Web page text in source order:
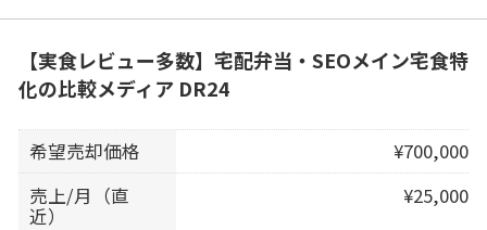
【実食レビュー多数】宅配弁当・SEOメイン宅食特
化の比較メディア DR24
希望売却価格
¥700,000
売上/月（直
近）
¥25,000